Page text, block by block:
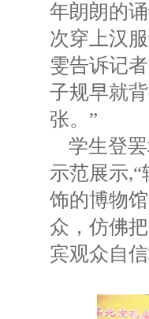
年朗朗的
次穿上汉
雯告诉记
子规早就
张。”
学生登罢
示范展示
饰的博物
众，仿佛
宾观众自